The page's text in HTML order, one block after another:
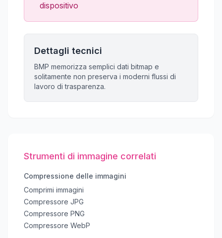
dispositivo
Dettagli tecnici
BMP memorizza semplici dati bitmap e
solitamente non preserva i moderni flussi di
lavoro di trasparenza.
Strumenti di immagine correlati
Compressione delle immagini
Comprimi immagini
Compressore JPG
Compressore PNG
Compressore WebP